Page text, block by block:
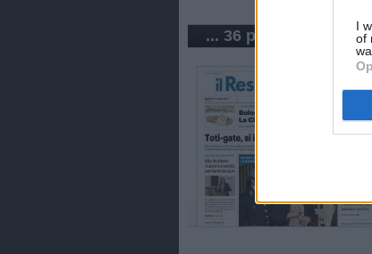
I
of
... 36 periódicos de